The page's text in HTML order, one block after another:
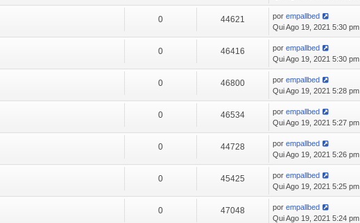
0 44621 porempallbed
Qui Ago 19, 2021 5:30 pm
0 46416 porempallbed
Qui Ago 19, 2021 5:30 pm
0 46800 porempallbed
Qui Ago 19, 2021 5:28 pm
0 46534 porempallbed
Qui Ago 19, 2021 5:27 pm
0 44728 porempallbed
Qui Ago 19, 2021 5:26 pm
0 45425 porempallbed
Qui Ago 19, 2021 5:25 pm
0 47048 porempallbed
Qui Ago 19, 2021 5:24 pm